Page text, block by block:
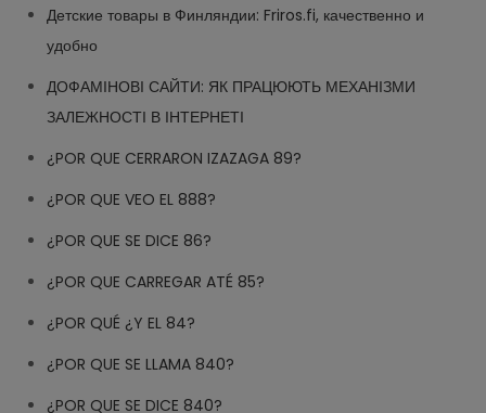
Детские товары в Финляндии: Friros.fi, качественно и
удобно
ДОФАМІНОВІ САЙТИ: ЯК ПРАЦЮЮТЬ МЕХАНІЗМИ
ЗАЛЕЖНОСТІ В ІНТЕРНЕТІ
¿POR QUE CERRARON IZAZAGA 89?
¿POR QUE VEO EL 888?
¿POR QUE SE DICE 86?
¿POR QUE CARREGAR ATÉ 85?
¿POR QUÉ ¿Y EL 84?
¿POR QUE SE LLAMA 840?
¿POR QUE SE DICE 840?